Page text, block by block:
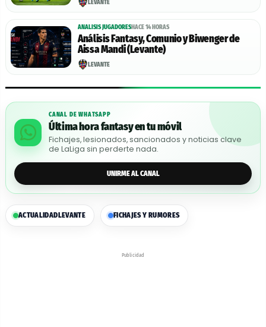
LEVANTE
ANALISIS JUGADORESHACE 14 HORAS
Análisis Fantasy, Comunio y Biwenger de
Aissa Mandi (Levante)
LEVANTE
CANAL DE WHATSAPP
Última hora fantasy en tu móvil
Fichajes, lesionados, sancionados y noticias clave
de LaLiga sin perderte nada.
UNIRME AL CANAL
ACTUALIDAD LEVANTE FICHAJES Y RUMORES
Publicidad